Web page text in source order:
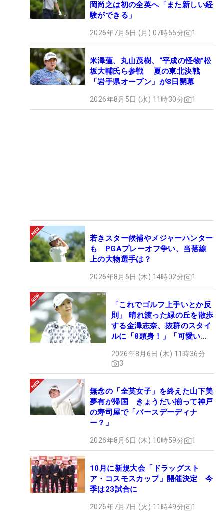
岡尚之は初の全英へ「また新しい経
験ができる」
2026年7月6日 (月) 07時55分 1
米澤蓮、丸山茂樹、“平成の怪物”松
坂大輔氏ら参戦 夏の東北決戦
「岩手県オープン」が8日開幕
2026年8月5日 (水) 11時30分 1
若きスター候補やメジャーハンター
も PGAプレーオフ争い、当落線
上の大物選手は？
2026年8月6日 (木) 14時02分 1
「これでゴルフ上手いとか反
則」 晴れ渡った緑の丘を散歩
する金澤志奈、抜群のスタイ
ルに「8頭身！」「可愛いに
2026年8月6日 (木) 11時36分
3
無念の「全英女子」を終えた山下美
夢有が帰国 きょうだい揃って神戸
の寿司屋で「バースデーディナ
ー？」
2026年8月6日 (木) 10時59分 1
10月に新規大会「ドラッグスト
ア・コスモスカップ」開催決定 今
季は23試合に
2026年7月7日 (火) 11時49分 1